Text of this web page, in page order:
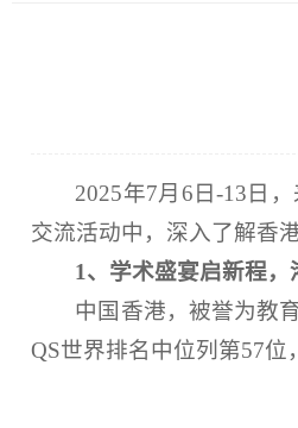
2025年7月 6 日-13 日 ，
交流活动中，深入了解香
1、 学术盛宴启新程，
中国香港，被誉为教
QS世界排名中位列第57位